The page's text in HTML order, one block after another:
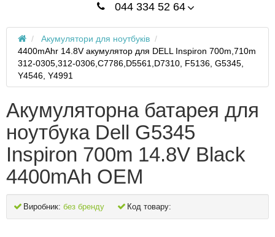
044 334 52 64
Акумулятори для ноутбуків
4400mAhr 14.8V акумулятор для DELL Inspiron 700m,710m
312-0305,312-0306,C7786,D5561,D7310, F5136, G5345,
Y4546, Y4991
Акумуляторна батарея для
ноутбука Dell G5345
Inspiron 700m 14.8V Black
4400mAh OEM
Виробник: без бренду Код товару: